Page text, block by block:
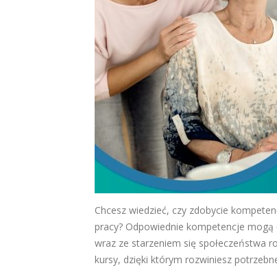
Chcesz wiedzieć, czy zdobycie
pracy? Odpowiednie kompetencje
wraz ze starzeniem się społeczeństwa
kursy, dzięki którym rozwiniesz